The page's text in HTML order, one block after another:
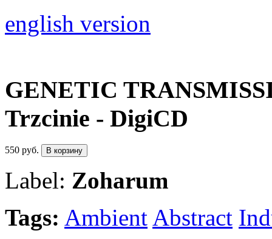
english version
GENETIC
Trzcinie - DigiCD
550 руб. В корзину
Label: Zoharum
Tags: Ambient Abstract